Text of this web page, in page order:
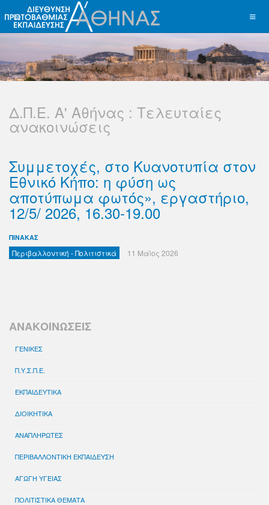
Δ.Π.Ε. Α' Αθήνας : Τελευταίες
ανακοινώσεις
Συμμετοχές, στο Κυανοτυπία στον
Εθνικό Κήπο: η φύση ως
αποτύπωμα φωτός», εργαστήριο,
12/5/ 2026, 16.30-19.00
ΠΙΝΑΚΑΣ
Περιβαλλοντική - Πολιτιστικά 11 Μαϊος 2026
ΑΝΑΚΟΙΝΩΣΕΙΣ
ΓΕΝΙΚΕΣ
Π.Υ.Σ.Π.Ε.
ΕΚΠΑΙΔΕΥΤΙΚΑ
ΔΙΟΙΚΗΤΙΚΑ
ΑΝΑΠΛΗΡΩΤΕΣ
ΠΕΡΙΒΑΛΛΟΝΤΙΚΗ ΕΚΠΑΙΔΕΥΣΗ
ΑΓΩΓΗ ΥΓΕΙΑΣ
ΠΟΛΙΤΙΣΤΙΚΑ ΘΕΜΑΤΑ